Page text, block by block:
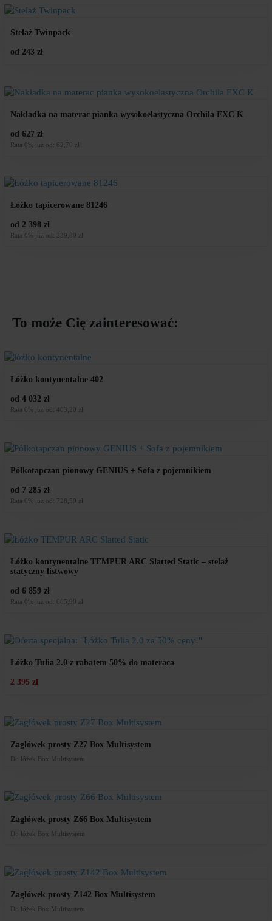
Stelaż Twinpack
od 243 zł
Nakładka na materac pianka wysokoelastyczna Orchila EXC K
od 627 zł
Rata 0% już od: 62,70 zł
Łóżko tapicerowane 81246
od 2 398 zł
Rata 0% już od: 239,80 zł
To może Cię zainteresować:
Łóżko kontynentalne 402
od 4 032 zł
Rata 0% już od: 403,20 zł
Półkotapczan pionowy GENIUS + Sofa z pojemnikiem
od 7 285 zł
Rata 0% już od: 728,50 zł
Łóżko kontynentalne TEMPUR ARC Slatted Static – stelaż
statyczny listwowy
od 6 859 zł
Rata 0% już od: 685,90 zł
Łóżko Tulia 2.0 z rabatem 50% do materaca
2 395 zł
Zagłówek prosty Z27 Box Multisystem
Do łóżek Box Multisystem
Zagłówek prosty Z66 Box Multisystem
Do łóżek Box Multisystem
Zagłówek prosty Z142 Box Multisystem
Do łóżek Box Multisystem